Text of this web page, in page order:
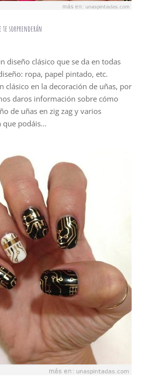
te sorprenderán
diseño clásico que se da en todas
ropa, papel pintado, etc.
clásico en la decoración de uñas, por
daros información sobre cómo
de uñas en zig zag y varios
podáis...